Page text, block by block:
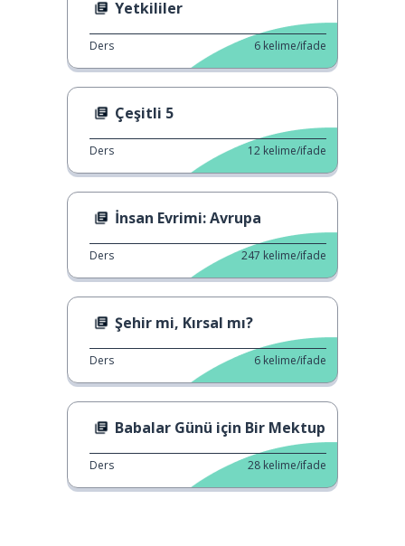
Yetkililer
Ders 6 kelime/ifade
Çeşitli 5
Ders 12 kelime/ifade
İnsan Evrimi: Avrupa
Ders 247 kelime/ifade
Şehir mi, Kırsal mı?
Ders 6 kelime/ifade
Babalar Günü için Bir Mektup
Ders 28 kelime/ifade